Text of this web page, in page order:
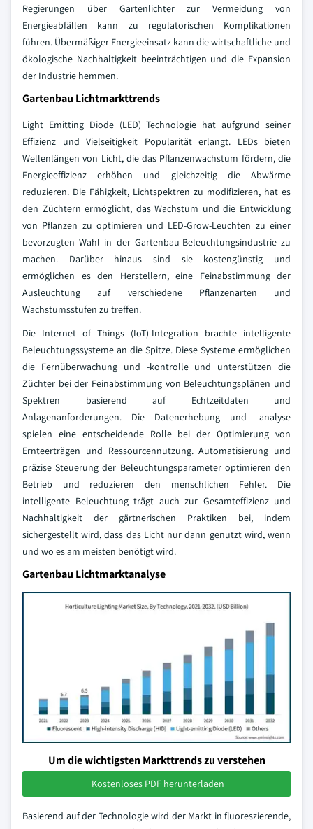
Regierungen über Gartenlichter zur Vermeidung von
Energieabfällen kann zu regulatorischen Komplikationen
führen. Übermäßiger Energieeinsatz kann die wirtschaftliche und
ökologische Nachhaltigkeit beeinträchtigen und die Expansion
der Industrie hemmen.
Gartenbau Lichtmarkttrends
Light Emitting Diode (LED) Technologie hat aufgrund seiner
Effizienz und Vielseitigkeit Popularität erlangt. LEDs bieten
Wellenlängen von Licht, die das Pflanzenwachstum fördern, die
Energieeffizienz erhöhen und gleichzeitig die Abwärme
reduzieren. Die Fähigkeit, Lichtspektren zu modifizieren, hat es
den Züchtern ermöglicht, das Wachstum und die Entwicklung
von Pflanzen zu optimieren und LED-Grow-Leuchten zu einer
bevorzugten Wahl in der Gartenbau-Beleuchtungsindustrie zu
machen. Darüber hinaus sind sie kostengünstig und
ermöglichen es den Herstellern, eine Feinabstimmung der
Ausleuchtung auf verschiedene Pflanzenarten und
Wachstumsstufen zu treffen.
Die Internet of Things (IoT)-Integration brachte intelligente
Beleuchtungssysteme an die Spitze. Diese Systeme ermöglichen
die Fernüberwachung und -kontrolle und unterstützen die
Züchter bei der Feinabstimmung von Beleuchtungsplänen und
Spektren basierend auf Echtzeitdaten und
Anlagenanforderungen. Die Datenerhebung und -analyse
spielen eine entscheidende Rolle bei der Optimierung von
Ernteerträgen und Ressourcennutzung. Automatisierung und
präzise Steuerung der Beleuchtungsparameter optimieren den
Betrieb und reduzieren den menschlichen Fehler. Die
intelligente Beleuchtung trägt auch zur Gesamteffizienz und
Nachhaltigkeit der gärtnerischen Praktiken bei, indem
sichergestellt wird, dass das Licht nur dann genutzt wird, wenn
und wo es am meisten benötigt wird.
Gartenbau Lichtmarktanalyse
Um die wichtigsten Markttrends zu verstehen
Kostenloses PDF herunterladen
Basierend auf der Technologie wird der Markt in fluoreszierende,